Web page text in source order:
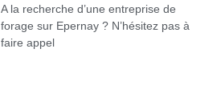
A la recherche d’une entreprise de
forage sur Epernay ? N’hésitez pas à
faire appel